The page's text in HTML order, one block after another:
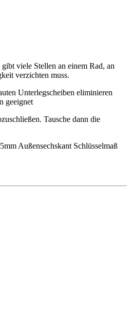
viele Stellen an einem Rad, an
verzichten muss.
Unterlegscheiben eliminieren
geeignet
Tausche dann die
Außensechskant Schlüsselmaß